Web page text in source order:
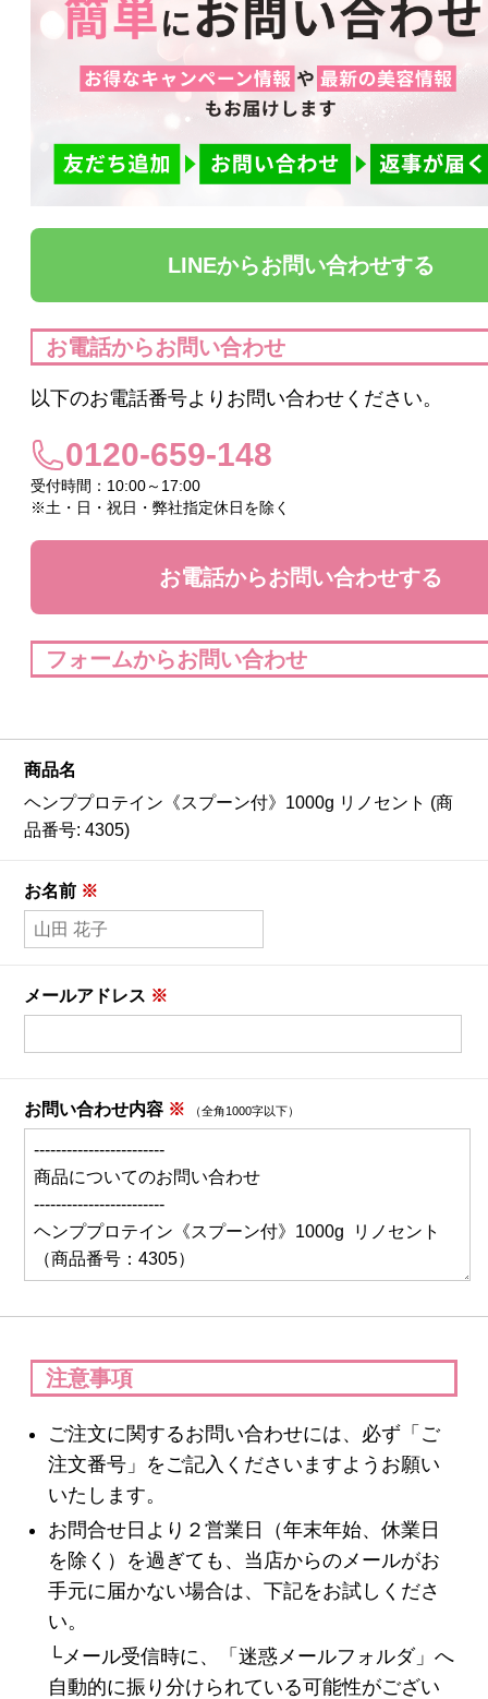
アクアヴィーナス
ADS（ご契約者限定）
【会員様限定】DIVA
厳選セレクトブランド
エイチジン
2428
【会員様限定】プウアボーテ
【会員様限定】ドクターセレクト
その他ブランド一覧
商品カテゴリ別で探す
新商品
トライアル・初回セット
スキンケア
化粧水
保湿ジェル・クリーム
日焼け止め
パック・スペシャルケア
LINEからお問い合わせする
お電話からお問い合わせ
以下のお電話番号よりお問い合わせください。
0120-659-148
受付時間：10:00～17:00
※土・日・祝日・弊社指定休日を除く
お電話からお問い合わせする
フォームからお問い合わせ
商品名
ヘンププロテイン《スプーン付》1000g リノセント (商
品番号: 4305)
お名前 ※
メールアドレス ※
お問い合わせ内容 ※ （全角1000字以下）
注意事項
ご注文に関するお問い合わせには、必ず「ご
注文番号」をご記入くださいますようお願い
いたします。
お問合せ日より２営業日（年末年始、休業日
を除く）を過ぎても、当店からのメールがお
手元に届かない場合は、下記をお試しくださ
い。
└メール受信時に、「迷惑メールフォルダ」へ
自動的に振り分けられている可能性がござい